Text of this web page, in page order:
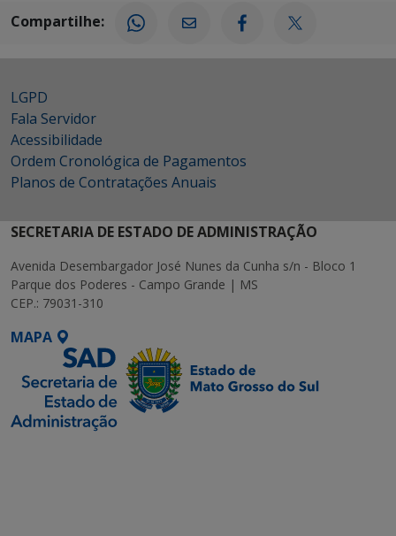
Compartilhe:
LGPD
Fala Servidor
Acessibilidade
Ordem Cronológica de Pagamentos
Planos de Contratações Anuais
SECRETARIA DE ESTADO DE ADMINISTRAÇÃO
Avenida Desembargador José Nunes da Cunha s/n - Bloco 1
Parque dos Poderes - Campo Grande | MS
CEP.: 79031-310
MAPA